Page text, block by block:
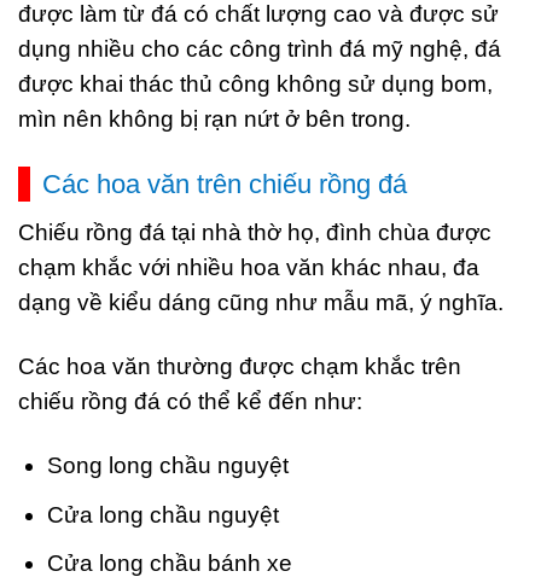
được làm từ đá có chất lượng cao và được sử
dụng nhiều cho các công trình đá mỹ nghệ, đá
được khai thác thủ công không sử dụng bom,
mìn nên không bị rạn nứt ở bên trong.
Các hoa văn trên chiếu rồng đá
Chiếu rồng đá tại nhà thờ họ, đình chùa được
chạm khắc với nhiều hoa văn khác nhau, đa
dạng về kiểu dáng cũng như mẫu mã, ý nghĩa.
Các hoa văn thường được chạm khắc trên
chiếu rồng đá có thể kể đến như:
Song long chầu nguyệt
Cửa long chầu nguyệt
Cửa long chầu bánh xe